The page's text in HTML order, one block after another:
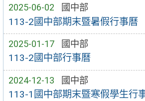
2025-06-02 國中部
113-2國中部期末暨暑假行事曆
2025-01-17 國中部
113-2國中部行事曆
2024-12-13 國中部
113-1國中部期末暨寒假學生行